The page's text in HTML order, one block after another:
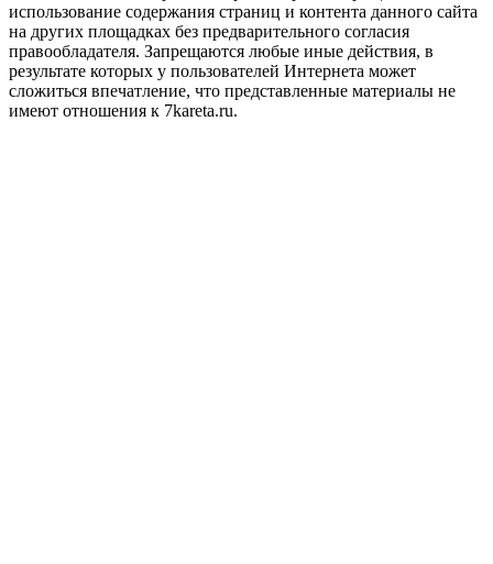
использование содержания страниц и контента данного сайта
на других площадках без предварительного согласия
правообладателя. Запрещаются любые иные действия, в
результате которых у пользователей Интернета может
сложиться впечатление, что представленные материалы не
имеют отношения к 7kareta.ru.